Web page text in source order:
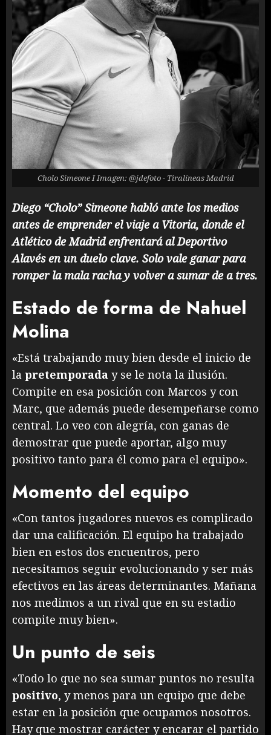
Cholo Simeone I Imagen: @jdefoto - Tiralíneas Madrid
Diego “Cholo” Simeone habló ante los medios
antes de emprender el viaje a Vitoria, donde el
Atlético de Madrid enfrentará al Deportivo
Alavés en un duelo clave. Solo vale ganar para
romper la mala racha y volver a sumar de a tres.
Estado de forma de Nahuel
Molina
«Está trabajando muy bien desde el inicio de
la pretemporada y se le nota la ilusión.
Compite en esa posición con Marcos y con
Marc, que además puede desempeñarse como
central. Lo veo con alegría, con ganas de
demostrar que puede aportar, algo muy
positivo tanto para él como para el equipo».
Momento del equipo
«Con tantos jugadores nuevos es complicado
dar una calificación. El equipo ha trabajado
bien en estos dos encuentros, pero
necesitamos seguir evolucionando y ser más
efectivos en las áreas determinantes. Mañana
nos medimos a un rival que en su estadio
compite muy bien».
Un punto de seis
«Todo lo que no sea sumar puntos no resulta
positivo, y menos para un equipo que debe
estar en la posición que ocupamos nosotros.
Hay que mostrar carácter y encarar el partido